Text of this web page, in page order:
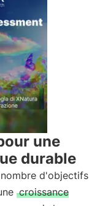
une
durable
d'objectifs
croissance